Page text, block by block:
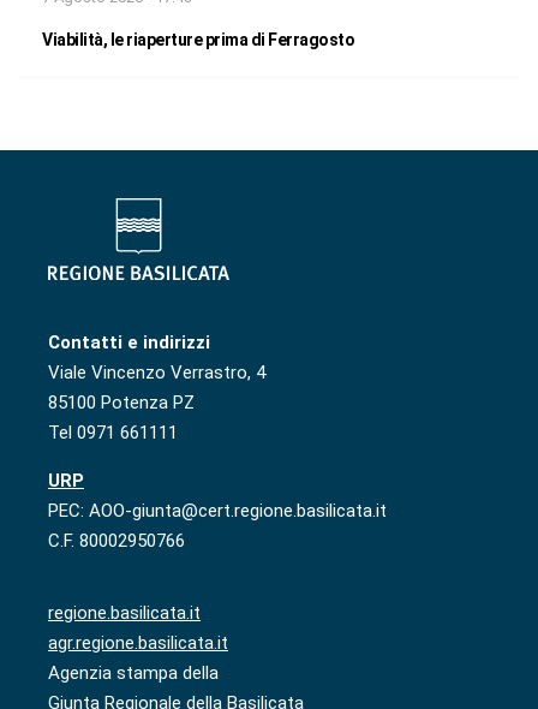
Viabilità, le riaperture prima di Ferragosto
Contatti e indirizzi
Viale Vincenzo Verrastro, 4
85100 Potenza PZ
Tel 0971 661111
URP
PEC: AOO-giunta@cert.regione.basilicata.it
C.F. 80002950766
regione.basilicata.it
agr.regione.basilicata.it
Agenzia stampa della
Giunta Regionale della Basilicata